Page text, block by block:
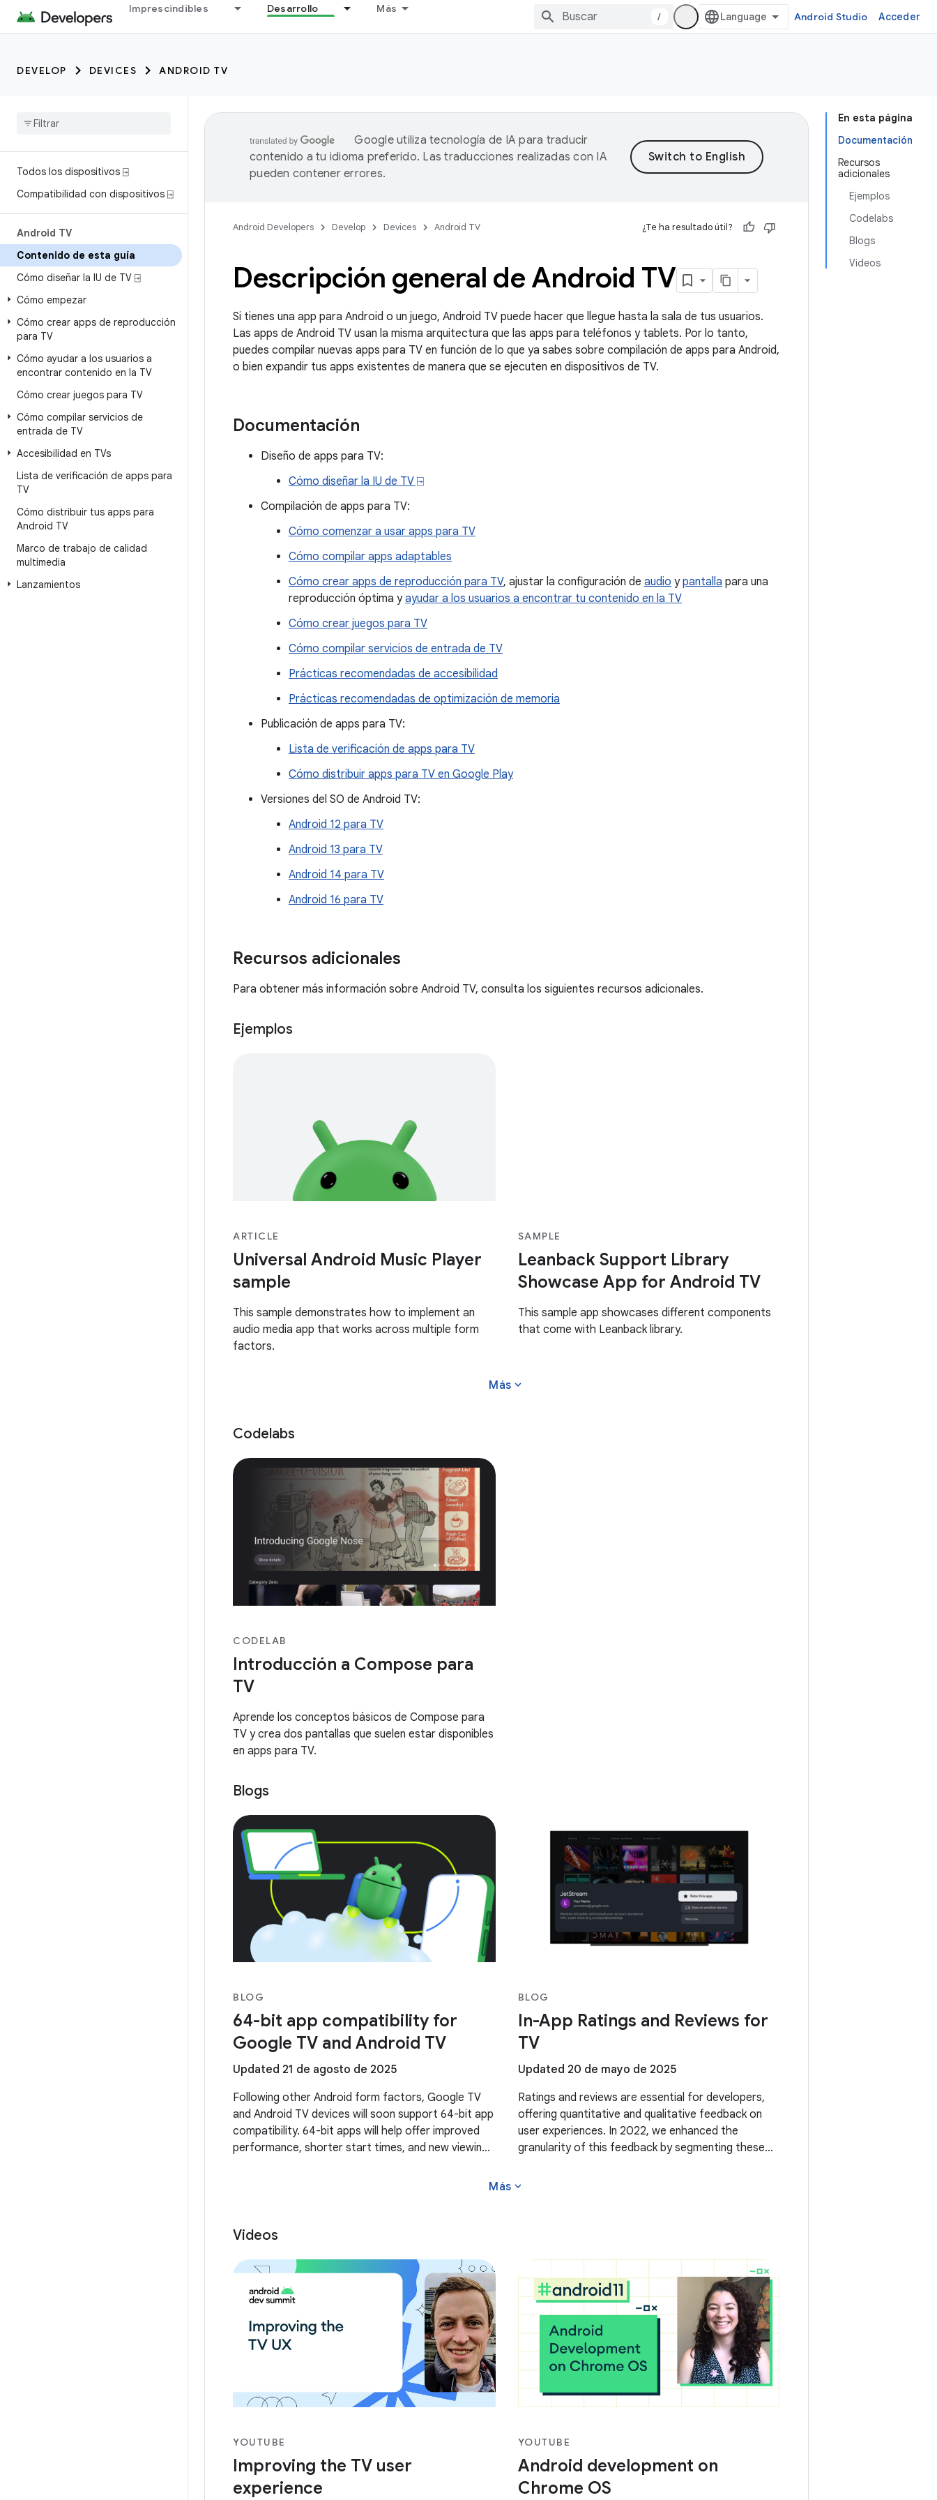
Imprescindibles Desarrollo Más
/ Android Studio Acceder
DEVELOP DEVICES ANDROID TV
Todos los dispositivos ⍈
Compatibilidad con dispositivos ⍈
Android TV
Contenido de esta guía
Cómo diseñar la IU de TV ⍈
Cómo empezar
Cómo crear apps de reproducción
para TV
Cómo ayudar a los usuarios a
encontrar contenido en la TV
Cómo crear juegos para TV
Cómo compilar servicios de
entrada de TV
Accesibilidad en TVs
Lista de verificación de apps para
TV
Cómo distribuir tus apps para
Android TV
Marco de trabajo de calidad
multimedia
Lanzamientos
En esta página
Documentación
Recursos
adicionales
Ejemplos
Codelabs
Blogs
Videos
Google utiliza tecnología de IA para traducir
contenido a tu idioma preferido. Las traducciones realizadas con IA
pueden contener errores.
Android Developers Develop Devices Android TV ¿Te ha resultado útil?
Descripción general de Android TV
Si tienes una app para Android o un juego, Android TV puede hacer que llegue hasta la sala de tus usuarios.
Las apps de Android TV usan la misma arquitectura que las apps para teléfonos y tablets. Por lo tanto,
puedes compilar nuevas apps para TV en función de lo que ya sabes sobre compilación de apps para Android,
o bien expandir tus apps existentes de manera que se ejecuten en dispositivos de TV.
Documentación
Diseño de apps para TV:
Cómo diseñar la IU de TV ⍈
Compilación de apps para TV:
Cómo comenzar a usar apps para TV
Cómo compilar apps adaptables
Cómo crear apps de reproducción para TV, ajustar la configuración de audio ypantalla para una
reproducción óptima yayudar a los usuarios a encontrar tu contenido en la TV
Cómo crear juegos para TV
Cómo compilar servicios de entrada de TV
Prácticas recomendadas de accesibilidad
Prácticas recomendadas de optimización de memoria
Publicación de apps para TV:
Lista de verificación de apps para TV
Cómo distribuir apps para TV en Google Play
Versiones del SO de Android TV:
Android 12 para TV
Android 13 para TV
Android 14 para TV
Android 16 para TV
Recursos adicionales
Para obtener más información sobre Android TV, consulta los siguientes recursos adicionales.
Ejemplos
ARTICLE
Universal Android Music Player
sample
This sample demonstrates how to implement an
audio media app that works across multiple form
factors.
SAMPLE
Leanback Support Library
Showcase App for Android TV
This sample app showcases different components
that come with Leanback library.
Más expand_more
Codelabs
CODELAB
Introducción a Compose para
TV
Aprende los conceptos básicos de Compose para
TV y crea dos pantallas que suelen estar disponibles
en apps para TV.
Blogs
BLOG
64-bit app compatibility for
Google TV and Android TV
Updated 21 de agosto de 2025
Following other Android form factors, Google TV
and Android TV devices will soon support 64-bit app
compatibility. 64-bit apps will help offer improved
performance, shorter start times, and new viewing
BLOG
In-App Ratings and Reviews for
TV
Updated 20 de mayo de 2025
Ratings and reviews are essential for developers,
offering quantitative and qualitative feedback on
user experiences. In 2022, we enhanced the
granularity of this feedback by segmenting these
Más expand_more
Videos
YOUTUBE
Improving the TV user
experience
YOUTUBE
Android development on
Chrome OS